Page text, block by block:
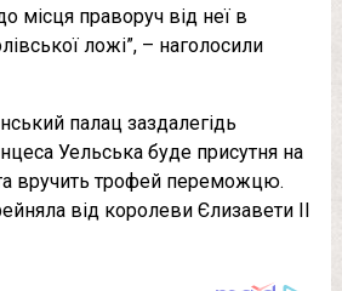
місця праворуч від неї в
ложі”, – наголосили
палац заздалегідь
Уельська буде присутня на
вручить трофей переможцю.
від королеви Єлизавети II